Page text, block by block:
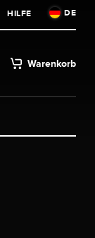
HILFE DE
Warenkorb